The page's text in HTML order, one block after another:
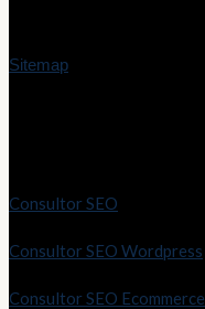
Sitemap
Consultor SEO
Consultor SEO Wordpress
Consultor SEO Ecommerce